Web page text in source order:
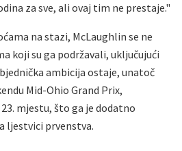
za sve, ali ovaj tim ne prestaje."
na stazi, McLaughlin se ne
koji su ga podržavali, uključujući
ambicija ostaje, unatoč
Mid-Ohio Grand Prix,
mjestu, što ga je dodatno
ljestvici prvenstva.